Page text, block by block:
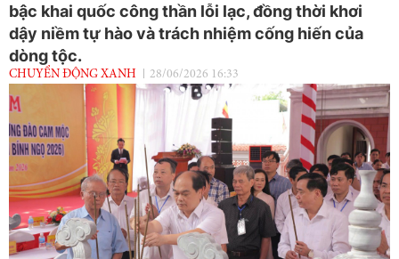
bậc khai quốc công thần lỗi lạc, đồng thời khơi
dậy niềm tự hào và trách nhiệm cống hiến của
dòng tộc.
CHUYỂN ĐỘNG XANH 28/06/2026 16:33